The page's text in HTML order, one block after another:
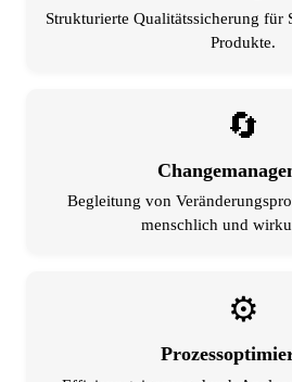
Strukturierte Qualitätssicherung für
Produkte.
🔄
Begleitung von
menschlich und
⚙️